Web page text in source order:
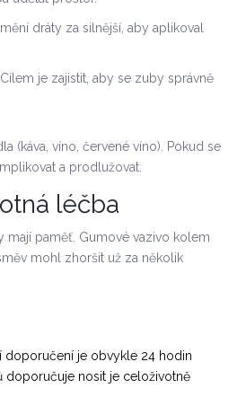
dráty za silnější, aby aplikoval
je zajistit, aby se zuby správně
(káva, víno, červené víno). Pokud se
a prodlužovat.
léčba
mají paměť. Gumové vazivo kolem
mohl zhoršit už za několik
doporučení je obvykle 24 hodin
doporučuje nosit je celoživotně